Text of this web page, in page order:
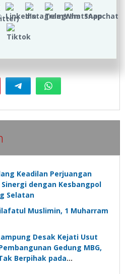
Pos berikutnya
Akhlaq yang Mendasar
Keadilan Perjuangan
dengan Kesbangpol
Selatan
Muslimin, 1 Muharram
Desak Kejati Usut
Gedung MBG,
Berpihak pada